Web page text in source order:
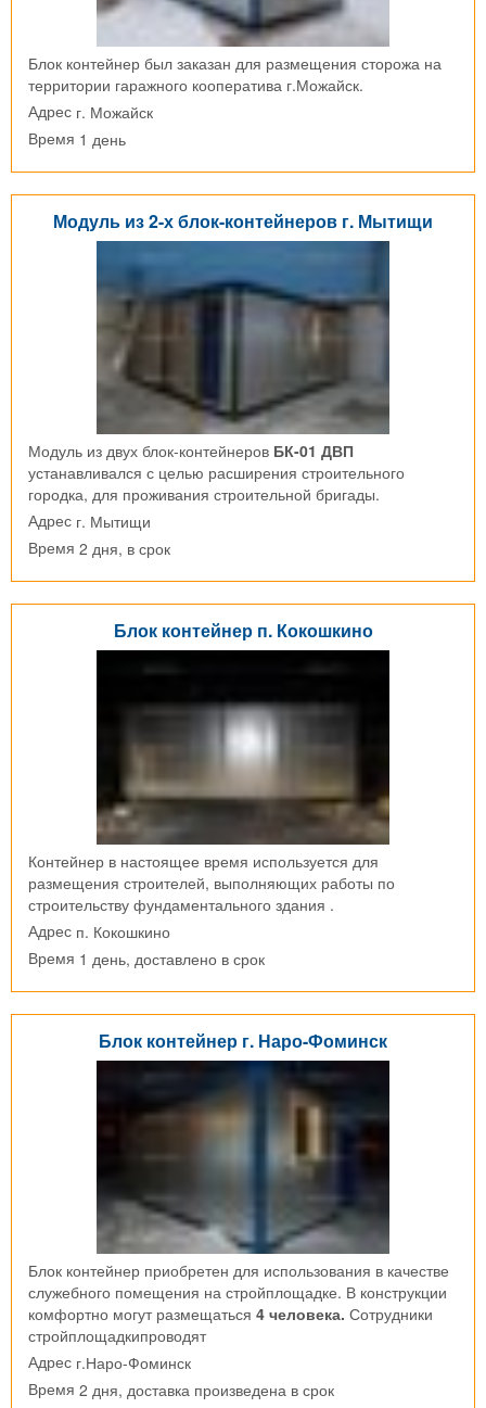
Блок контейнер был заказан для размещения сторожа на
территории гаражного кооператива г.Можайск.
Адрес г. Можайск
Время 1 день
Модуль из 2-х блок-контейнеров г. Мытищи
Модуль из двух блок-контейнеров БК-01 ДВП
устанавливался с целью расширения строительного
городка, для проживания строительной бригады.
Адрес г. Мытищи
Время 2 дня, в срок
Блок контейнер п. Кокошкино
Контейнер в настоящее время используется для
размещения строителей, выполняющих работы по
строительству фундаментального здания .
Адрес п. Кокошкино
Время 1 день, доставлено в срок
Блок контейнер г. Наро-Фоминск
Блок контейнер приобретен для использования в качестве
служебного помещения на стройплощадке. В конструкции
комфортно могут размещаться 4 человека. Сотрудники
стройплощадкипроводят
Адрес г.Наро-Фоминск
Время 2 дня, доставка произведена в срок